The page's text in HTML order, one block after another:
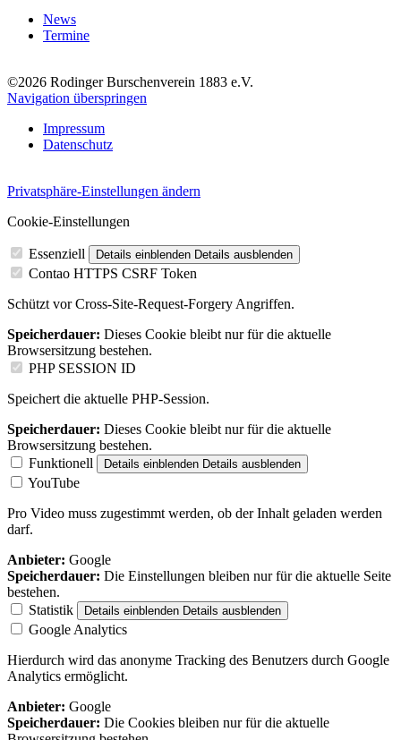
News
Termine
©2026 Rodinger Burschenverein 1883 e.V.
Navigation überspringen
Impressum
Datenschutz
Privatsphäre-Einstellungen ändern
Cookie-Einstellungen
Essenziell Details einblenden Details ausblenden
Contao HTTPS CSRF Token
Schützt vor Cross-Site-Request-Forgery Angriffen.
Speicherdauer: Dieses Cookie bleibt nur für die aktuelle
Browsersitzung bestehen.
PHP SESSION ID
Speichert die aktuelle PHP-Session.
Speicherdauer: Dieses Cookie bleibt nur für die aktuelle
Browsersitzung bestehen.
Funktionell
Details einblenden Details ausblenden
YouTube
Pro Video muss zugestimmt werden, ob der Inhalt geladen werden
darf.
Anbieter: Google
Speicherdauer: Die Einstellungen bleiben nur für die aktuelle Seite
bestehen.
Statistik
Details einblenden Details ausblenden
Google Analytics
Hierdurch wird das anonyme Tracking des Benutzers durch Google
Analytics ermöglicht.
Anbieter: Google
Speicherdauer: Die Cookies bleiben nur für die aktuelle